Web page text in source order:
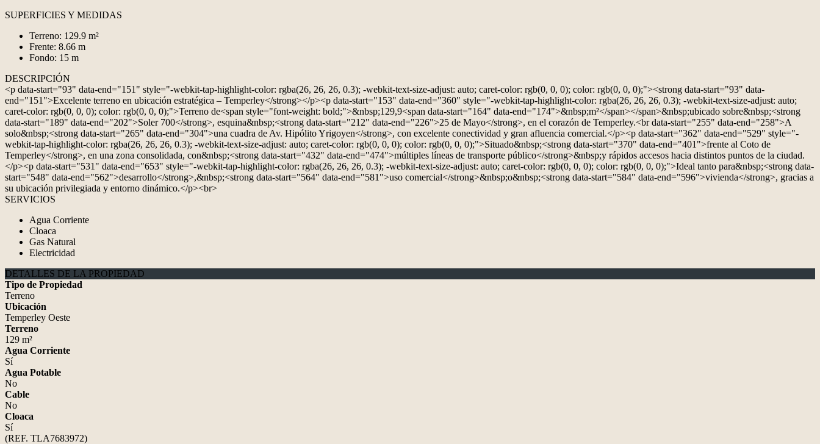
SUPERFICIES Y MEDIDAS
Terreno: 129.9 m²
Frente: 8.66 m
Fondo: 15 m
DESCRIPCIÓN
<p data-start="93" data-end="151" style="-webkit-tap-highlight-color: rgba(26, 26, 26, 0.3); -webkit-text-size-adjust: auto; caret-color: rgb(0, 0, 0); color: rgb(0, 0, 0);"><strong data-start="93" data-
end="151">Excelente terreno en ubicación estratégica – Temperley</strong></p><p data-start="153" data-end="360" style="-webkit-tap-highlight-color: rgba(26, 26, 26, 0.3); -webkit-text-size-adjust: auto;
caret-color: rgb(0, 0, 0); color: rgb(0, 0, 0);">Terreno de<span style="font-weight: bold;">&nbsp;129,9<span data-start="164" data-end="174">&nbsp;m²</span></span>&nbsp;ubicado sobre&nbsp;<strong
data-start="189" data-end="202">Soler 700</strong>, esquina&nbsp;<strong data-start="212" data-end="226">25 de Mayo</strong>, en el corazón de Temperley.<br data-start="255" data-end="258">A
solo&nbsp;<strong data-start="265" data-end="304">una cuadra de Av. Hipólito Yrigoyen</strong>, con excelente conectividad y gran afluencia comercial.</p><p data-start="362" data-end="529" style="-
webkit-tap-highlight-color: rgba(26, 26, 26, 0.3); -webkit-text-size-adjust: auto; caret-color: rgb(0, 0, 0); color: rgb(0, 0, 0);">Situado&nbsp;<strong data-start="370" data-end="401">frente al Coto de
Temperley</strong>, en una zona consolidada, con&nbsp;<strong data-start="432" data-end="474">múltiples líneas de transporte público</strong>&nbsp;y rápidos accesos hacia distintos puntos de la ciudad.
</p><p data-start="531" data-end="653" style="-webkit-tap-highlight-color: rgba(26, 26, 26, 0.3); -webkit-text-size-adjust: auto; caret-color: rgb(0, 0, 0); color: rgb(0, 0, 0);">Ideal tanto para&nbsp;<strong data-
start="548" data-end="562">desarrollo</strong>,&nbsp;<strong data-start="564" data-end="581">uso comercial</strong>&nbsp;o&nbsp;<strong data-start="584" data-end="596">vivienda</strong>, gracias a
su ubicación privilegiada y entorno dinámico.</p><br>
SERVICIOS
Agua Corriente
Cloaca
Gas Natural
Electricidad
DETALLES DE LA PROPIEDAD
Tipo de Propiedad
Terreno
Ubicación
Temperley Oeste
Terreno
129 m²
Agua Corriente
Sí
Agua Potable
No
Cable
No
Cloaca
Sí
(REF. TLA7683972)